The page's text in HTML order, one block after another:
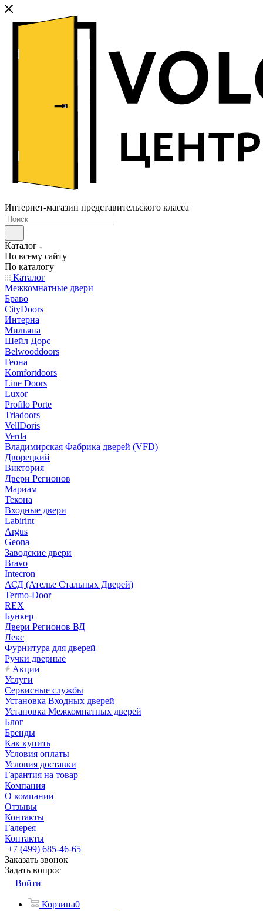
Интернет-магазин представительского класса
Каталог
По всему сайту
По каталогу
Каталог
Межкомнатные двери
Браво
CityDoors
Интерна
Мильяна
Шейл Дорс
Belwooddoors
Геона
Komfortdoors
Line Doors
Luxor
Profilo Porte
Triadoors
VellDoris
Verda
Владимирская Фабрика дверей (VFD)
Дворецкий
Виктория
Двери Регионов
Мариам
Текона
Входные двери
Labirint
Argus
Geona
Заводские двери
Bravo
Intecron
АСД (Ателье Стальных Дверей)
Termo-Door
REX
Бункер
Двери Регионов ВД
Лекс
Фурнитура для дверей
Ручки дверные
Акции
Услуги
Сервисные службы
Установка Входных дверей
Установка Межкомнатных дверей
Блог
Бренды
Как купить
Условия оплаты
Условия доставки
Гарантия на товар
Компания
О компании
Отзывы
Контакты
Галерея
Контакты
+7 (499) 685-46-65
Заказать звонок
Задать вопрос
Войти
Корзина0